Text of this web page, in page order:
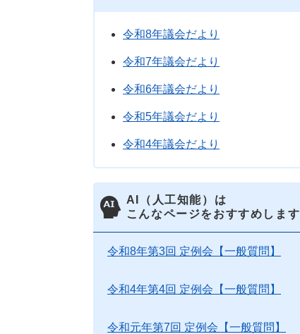
令和8年議会だより
令和7年議会だより
令和6年議会だより
令和5年議会だより
令和4年議会だより
AI（人工知能）は
こんなページをおすすめします
令和8年第3回 定例会【一般質問】
令和4年第4回 定例会【一般質問】
令和元年第7回 定例会【一般質問】